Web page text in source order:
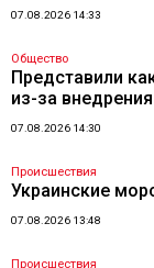
07.08.2026 14:33
Общество
Представили
из-за
07.08.2026 14:30
Происшествия
Украинские
07.08.2026 13:48
Происшествия